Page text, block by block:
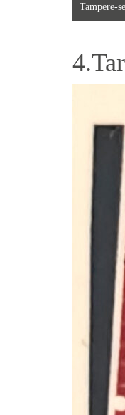
Tampere-